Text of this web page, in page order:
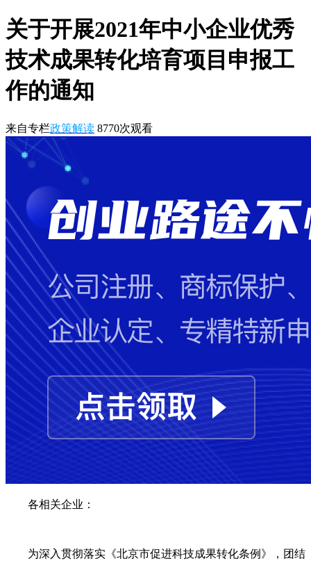
关于开展2021年中小企业优秀
技术成果转化培育项目申报工
作的通知
来自专栏政策解读 8770次观看
各相关企业：
为深入贯彻落实《北京市促进科技成果转化条例》，团结